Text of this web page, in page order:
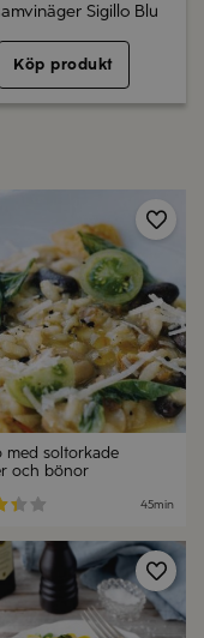
Sigillo Blu
Köp produkt
med soltorkade
och bönor
45min